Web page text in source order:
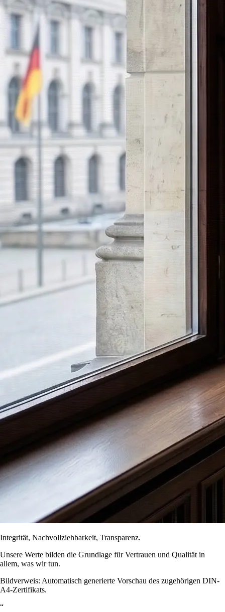
Integrität, Nachvollziehbarkeit, Transparenz.
Unsere Werte bilden die Grundlage für Vertrauen und Qualität in
allem, was wir tun.
Bildverweis: Automatisch generierte Vorschau des zugehörigen DIN-
A4-Zertifikats.
“